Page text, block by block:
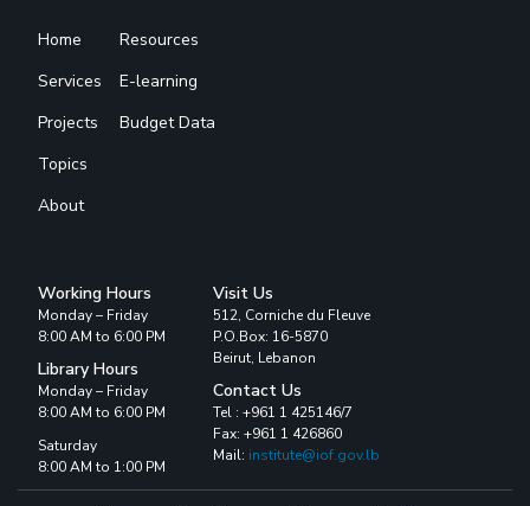
Home
Services
Projects
Topics
About
Resources
E-learning
Budget Data
Working Hours
Monday – Friday
8:00 AM to 6:00 PM
Library Hours
Monday – Friday
8:00 AM to 6:00 PM
Saturday
8:00 AM to 1:00 PM
Visit Us
512, Corniche du Fleuve
P.O.Box: 16-5870
Beirut, Lebanon
Contact Us
Tel : +961 1 425146/7
Fax: +961 1 426860
Mail: institute@iof.gov.lb